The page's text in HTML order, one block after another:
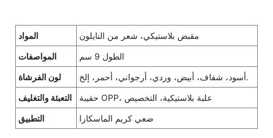
المواد
مقبض بلاستيكي، شعر من النايلون
المواصفات
الطول 9 سم
لون الفرشاة
أسود، شفاف، أبيض، وردي، أرجواني، أحمر، إلخ.
التعبئة والتغليف
حقيبة OPP، علبة بلاستيكية، التخصيص
التطبيق
ضعي كريم الماسكارا